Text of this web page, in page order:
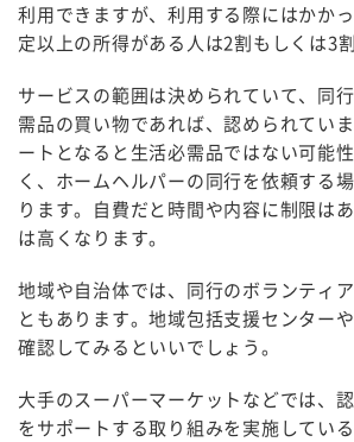
利用できますが、利用する際にはかか
定以上の所得がある人は2割もしくは3
サービスの範囲は決められていて、同
需品の買い物であれば、認められてい
ートとなると生活必需品ではない可能
く、ホームヘルパーの同行を依頼する
ります。自費だと時間や内容に制限は
は高くなります。
地域や自治体では、同行のボランティ
ともあります。地域包括支援センター
確認してみるといいでしょう。
大手のスーパーマーケットなどでは、
をサポートする取り組みを実施してい